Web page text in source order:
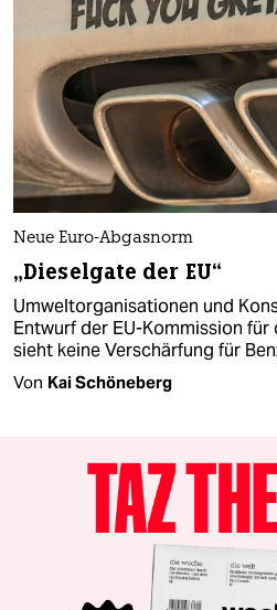
Neue Euro-Abgasnorm
„Dieselgate der EU“
Umweltorganisationen und
Entwurf der EU-Kommission
sieht keine Verschärfung für
Von Kai Schöneberg